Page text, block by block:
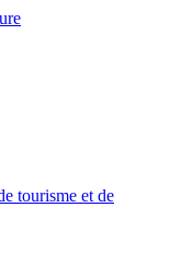
tourisme et de